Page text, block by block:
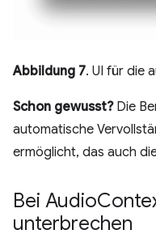
Abbildung 7. UI für die
Schon gewusst?Die
automatische
ermöglicht, das auch
Bei Audio
unterbrechen